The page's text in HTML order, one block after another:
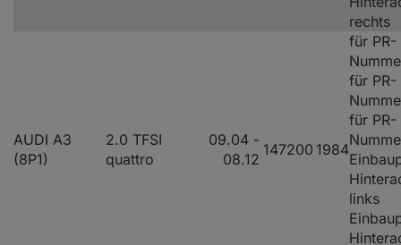
rechts
AUDI A3
(8P1)
2.0 TFSI
quattro
09.04 -
08.12
147200 1984
für PR-
für PR-
für PR-
links